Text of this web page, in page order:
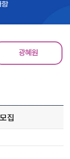
항
광혜원
집